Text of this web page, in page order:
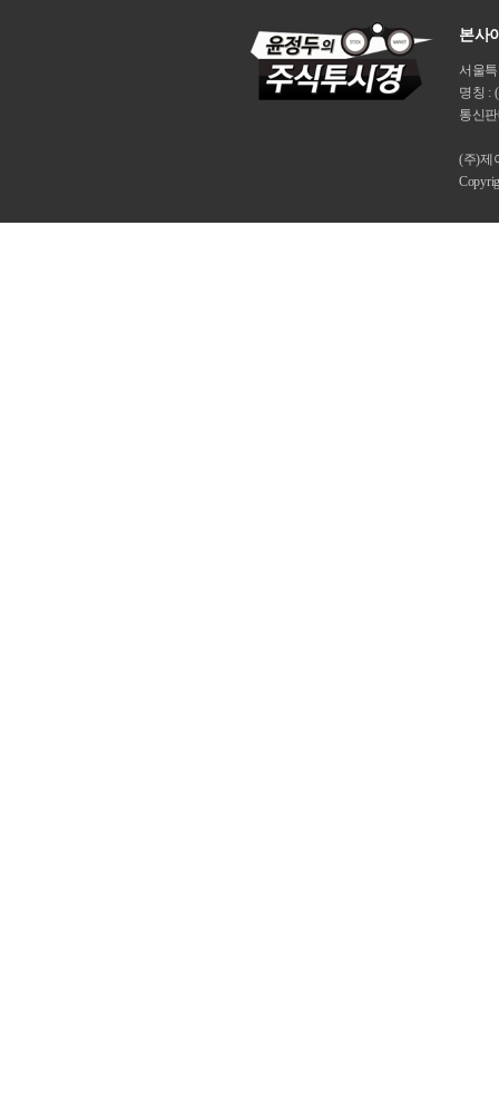
본사
서울
명칭 :
통신
(주)제